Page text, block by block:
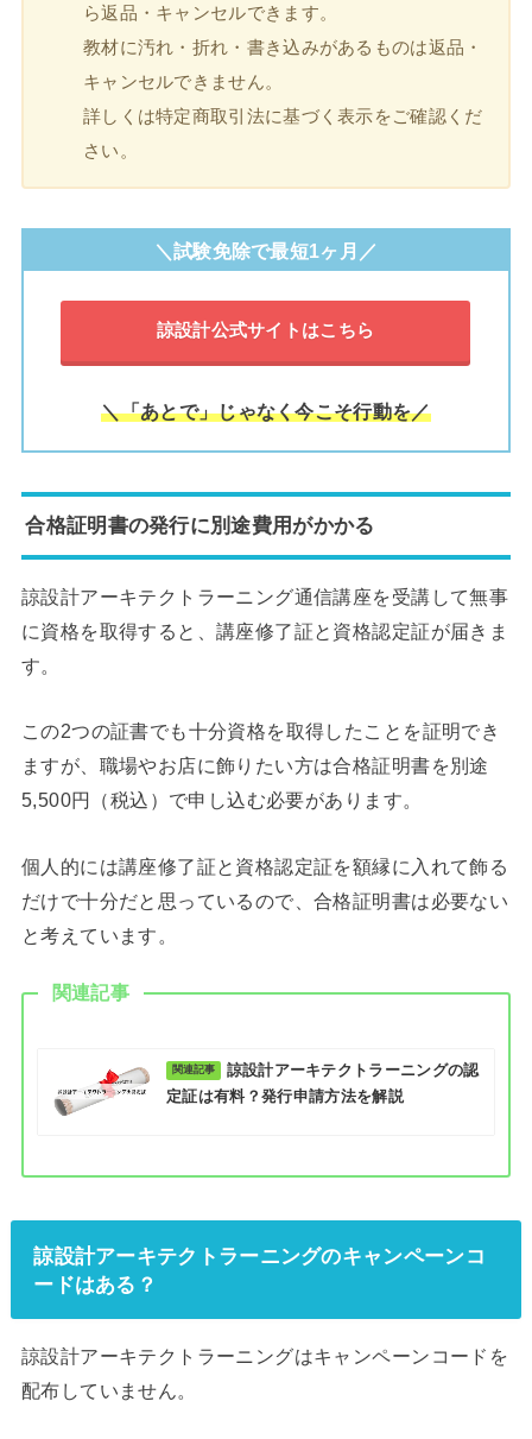
ら返品・キャンセルできます。
教材に汚れ・折れ・書き込みがあるものは返品・
キャンセルできません。
詳しくは特定商取引法に基づく表示をご確認くだ
さい。
＼試験免除で最短1ヶ月／
諒設計公式サイトはこちら
＼「あとで」じゃなく今こそ行動を／
合格証明書の発行に別途費用がかかる
諒設計アーキテクトラーニング通信講座を受講して無事
に資格を取得すると、講座修了証と資格認定証が届きま
す。
この2つの証書でも十分資格を取得したことを証明でき
ますが、職場やお店に飾りたい方は合格証明書を別途
5,500円（税込）で申し込む必要があります。
個人的には講座修了証と資格認定証を額縁に入れて飾る
だけで十分だと思っているので、合格証明書は必要ない
と考えています。
関連記事
諒設計アーキテクトラーニングの認
定証は有料？発行申請方法を解説
諒設計アーキテクトラーニングのキャンペーンコ
ードはある？
諒設計アーキテクトラーニングはキャンペーンコードを
配布していません。